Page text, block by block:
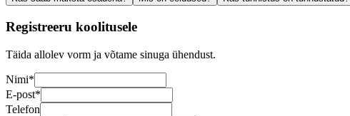
Registreeru koolitusele
Täida allolev vorm ja võtame sinuga ühendust.
Nimi*
E-post*
Telefon